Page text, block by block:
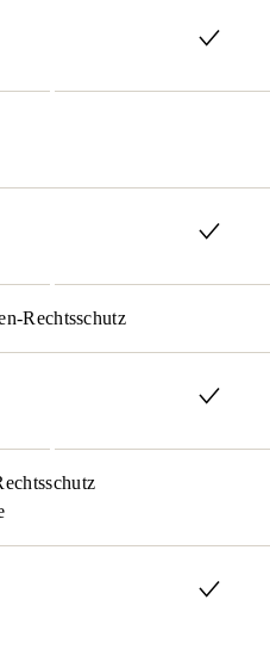
Rechtsschutz